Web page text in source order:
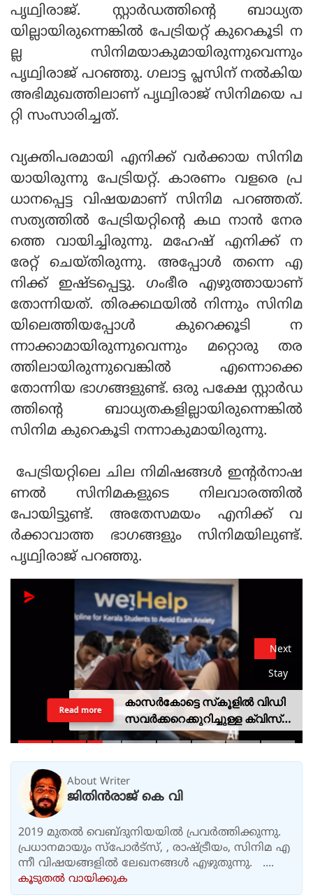
പൃഥ്വിരാജ്. സ്റ്റാര്‍ഡത്തിന്റെ ബാധ്യത
യില്ലായിരുന്നെങ്കില്‍ പേട്രിയറ്റ് കുറെകൂടി ന
ല്ല സിനിമയാകുമായിരുന്നുവെന്നും
പൃഥ്വിരാജ് പറഞ്ഞു. ഗലാട്ട പ്ലസിന് നല്‍കിയ
അഭിമുഖത്തിലാണ് പൃഥ്വിരാജ് സിനിമയെ പ
റ്റി സംസാരിച്ചത്.
വ്യക്തിപരമായി എനിക്ക് വര്‍ക്കായ സിനിമ
യായിരുന്നു പേട്രിയറ്റ്. കാരണം വളരെ പ്ര
ധാനപ്പെട്ട വിഷയമാണ് സിനിമ പറഞ്ഞത്.
സത്യത്തില്‍ പേട്രിയറ്റിന്റെ കഥ നാന്‍ നേര
ത്തെ വായിച്ചിരുന്നു. മഹേഷ് എനിക്ക് ന
രേറ്റ് ചെയ്തിരുന്നു. അപ്പോള്‍ തന്നെ എ
നിക്ക് ഇഷ്ടപ്പെട്ടു. ഗംഭീര എഴുത്തായാണ്
തോന്നിയത്. തിരക്കഥയില്‍ നിന്നും സിനിമ
യിലെത്തിയപ്പോള്‍ കുറെക്കൂടി ന
ന്നാക്കാമായിരുന്നുവെന്നും മറ്റൊരു തര
ത്തിലായിരുന്നുവെങ്കില്‍ എന്നൊക്കെ
തോന്നിയ ഭാഗങ്ങളുണ്ട്. ഒരു പക്ഷേ സ്റ്റാര്‍ഡ
ത്തിന്റെ ബാധ്യതകളില്ലായിരുന്നെങ്കില്‍
സിനിമ കുറെകൂടി നന്നാകുമായിരുന്നു.
പേട്രിയറ്റിലെ ചില നിമിഷങ്ങള്‍ ഇന്റര്‍നാഷ
ണല്‍ സിനിമകളുടെ നിലവാരത്തില്‍
പോയിട്ടുണ്ട്. അതേസമയം എനിക്ക് വ
ര്‍ക്കാവാത്ത ഭാഗങ്ങളും സിനിമയിലുണ്ട്.
പൃഥ്വിരാജ് പറഞ്ഞു.
Next
Stay
കാസര്‍കോട്ടെ സ്‌കൂളില്‍ വിഡി
സവര്‍ക്കറെക്കുറിച്ചുള്ള ക്വിസ്
മത്സരം; അന്വേഷണത്തിന്
Read more
About Writer
ജിതിൻരാജ് കെ വി
2019 മുതൽ വെബ്ദുനിയയിൽ പ്രവർത്തിക്കുന്നു.
പ്രധാനമായും സ്പോർട്സ്, , രാഷ്ട്രീയം, സിനിമ എ
ന്നീ വിഷയങ്ങളിൽ ലേഖനങ്ങൾ എഴുതുന്നു. ....
കൂടുതല്‍ വായിക്കുക